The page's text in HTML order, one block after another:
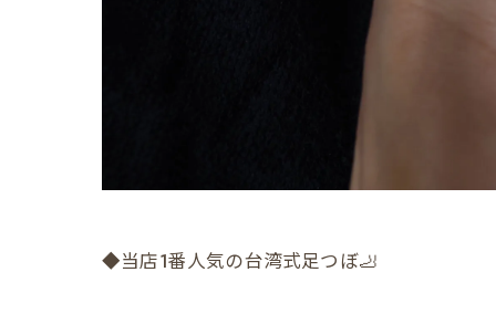
◆当店1番人気の台湾式足つぼ🦶